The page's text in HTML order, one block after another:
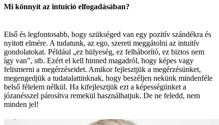
Mi könnyít az intuíció elfogadásában?
Első és legfontosabb, hogy szükséged van egy pozitív szándékra és
nyitott elmére. A tudatunk, az ego, szereti meggátolni az intuitív
gondolatokat. Például „ez hülyeség, ez felháborító, ez biztos nem
így van”, stb. Ezért el kell hinned magadról, hogy képes vagy
felismerni a megérzéseidet. Amikor fejlesztjük a megérzésünket,
megengedjük a tudatalattinknak, hogy beszéljen nekünk mindenféle
belső félelem nélkül. Ha kifejlesztjük ezt a képességünket a
józanésszel párosítva remekül használhatjuk. De ne feledd, nem
minden jel!